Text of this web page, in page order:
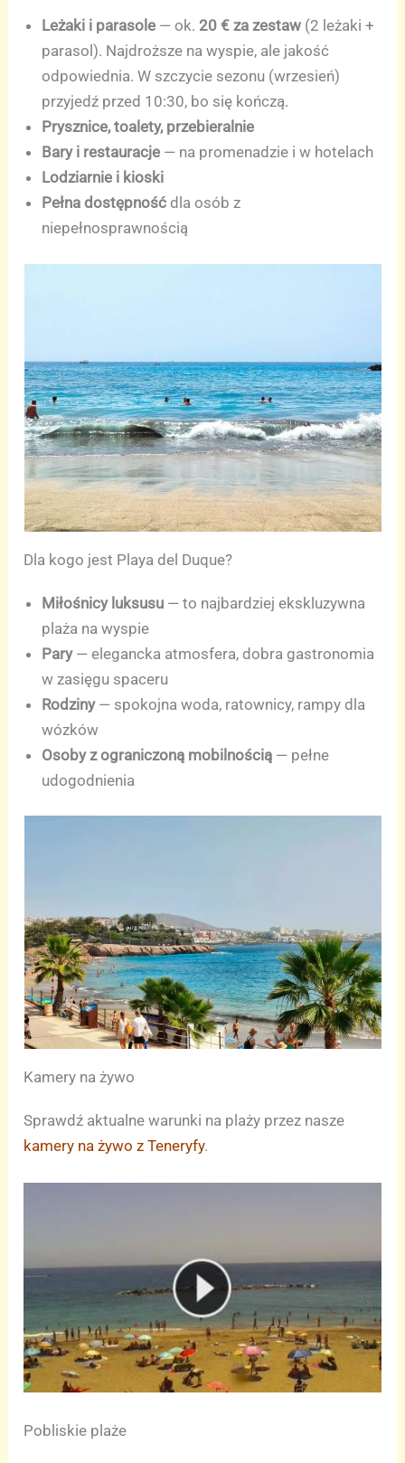
Leżaki i parasole — ok. 20 € za zestaw (2 leżaki +
parasol). Najdroższe na wyspie, ale jakość
odpowiednia. W szczycie sezonu (wrzesień)
przyjedź przed 10:30, bo się kończą.
Prysznice, toalety, przebieralnie
Bary i restauracje — na promenadzie i w hotelach
Lodziarnie i kioski
Pełna dostępność dla osób z
niepełnosprawnością
Dla kogo jest Playa del Duque?
Miłośnicy luksusu — to najbardziej ekskluzywna
plaża na wyspie
Pary— elegancka atmosfera, dobra gastronomia
w zasięgu spaceru
Rodziny— spokojna woda, ratownicy, rampy dla
wózków
Osoby z ograniczoną mobilnością — pełne
udogodnienia
Kamery na żywo
Sprawdź aktualne warunki na plaży przez nasze
kamery na żywo z Teneryfy.
Pobliskie plaże